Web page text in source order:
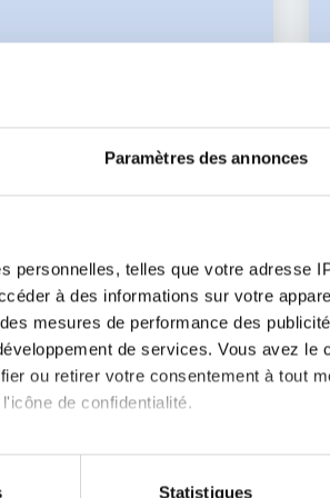
Paramètres des annonces
personnelles, telles que votre adresse
à des informations sur votre
mesures de performance des
de services. Vous avez le
ou retirer votre consentement à tout
de confidentialité.
géographique qui peuvent être
Statistiques
dit L.GREO , artiste peintre, en
LES PERSONNES MALADES
par My Cancer
les actualités